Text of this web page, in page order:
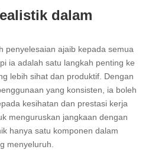
dalam
penyelesaian ajaib kepada semua
ia adalah satu langkah penting ke
lebih sihat dan produktif. Dengan
yang konsisten, ia boleh
kesihatan dan prestasi kerja
menguruskan jangkaan dengan
hanya satu komponen dalam
menyeluruh.